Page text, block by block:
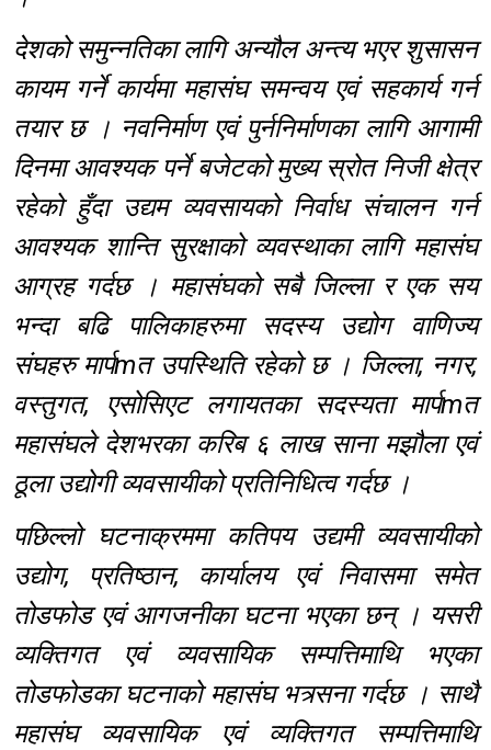
देशको समुन्नतिका लागि अन्यौल अन्त्य भएर शुसासन
कायम गर्ने कार्यमा महासंघ समन्वय एवं सहकार्य गर्न
तयार छ । नवनिर्माण एवं पुर्ननिर्माणका लागि आगामी
दिनमा आवश्यक पर्ने बजेटको मुख्य स्रोत निजी क्षेत्र
रहेको हुँदा उद्यम व्यवसायको निर्वाध संचालन गर्न
आवश्यक शान्ति सुरक्षाको व्यवस्थाका लागि महासंघ
आग्रह गर्दछ । महासंघको सबै जिल्ला र एक सय
भन्दा बढि पालिकाहरुमा सदस्य उद्योग वाणिज्य
संघहरु मार्पmत उपस्थिति रहेको छ । जिल्ला, नगर,
वस्तुगत, एसोसिएट लगायतका सदस्यता मार्पmत
महासंघले देशभरका करिब ६ लाख साना मझौला एवं
ठूला उद्योगी व्यवसायीको प्रतिनिधित्व गर्दछ ।
पछिल्लो घटनाक्रममा कतिपय उद्यमी व्यवसायीको
उद्योग, प्रतिष्ठान, कार्यालय एवं निवासमा समेत
तोडफोड एवं आगजनीका घटना भएका छन् । यसरी
व्यक्तिगत एवं व्यवसायिक सम्पत्तिमाथि भएका
तोडफोडका घटनाको महासंघ भत्र्सना गर्दछ । साथै
महासंघ व्यवसायिक एवं व्यक्तिगत सम्पत्तिमाथि